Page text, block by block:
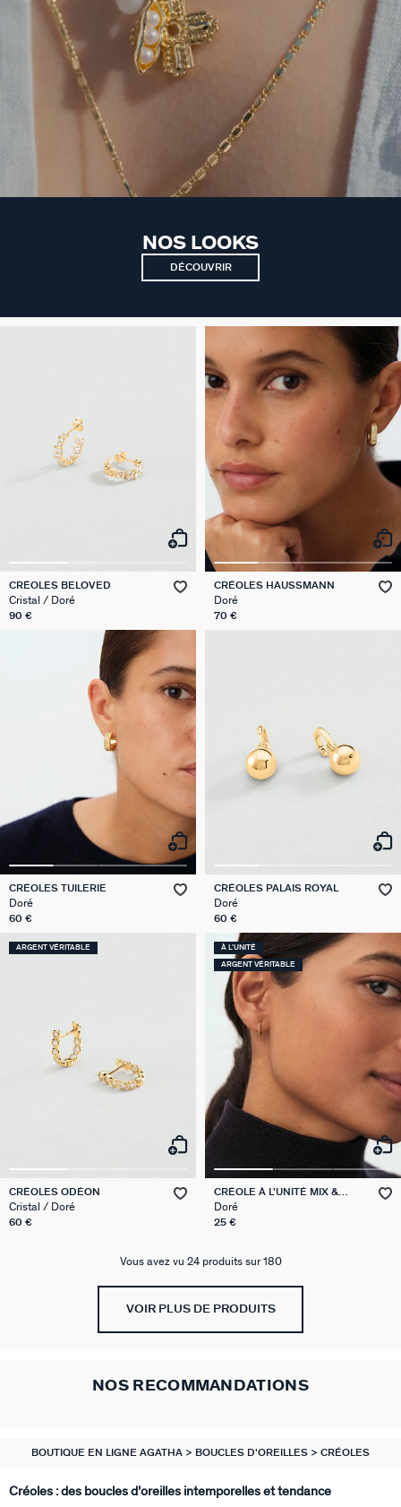
NOS LOOKS
DÉCOUVRIR
CRÉOLES BELOVED
Cristal / Doré
90 €
CRÉOLES HAUSSMANN
Doré
70 €
CRÉOLES TUILERIE
Doré
60 €
CRÉOLES PALAIS ROYAL
Doré
60 €
ARGENT VÉRITABLE
CRÉOLES ODÉON
Cristal / Doré
60 €
À L'UNITÉ
ARGENT VÉRITABLE
CRÉOLE À L'UNITÉ MIX &
MATCH
Doré
25 €
Vous avez vu 24 produits sur 180
VOIR PLUS DE PRODUITS
NOS RECOMMANDATIONS
BOUTIQUE EN LIGNE AGATHA BOUCLES D'OREILLES CRÉOLES
Créoles : des boucles d’oreilles intemporelles et tendance